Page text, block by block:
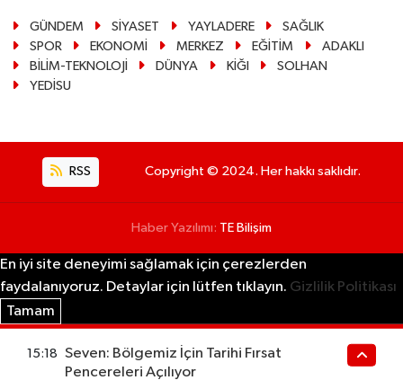
GÜNDEM SİYASET YAYLADERE
SAĞLIK
SPOR
EKONOMİ MERKEZ EĞİTİM
ADAKLI
BİLİM-TEKNOLOJİ
DÜNYA KİĞI
SOLHAN
YEDİSU
RSS Copyright © 2024. Her hakkı saklıdır.
Haber Yazılımı: TE Bilişim
En iyi site deneyimi sağlamak için çerezlerden
faydalanıyoruz. Detaylar için lütfen tıklayın. Gizlilik Politikası
Tamam
15:18
Seven: Bölgemiz İçin Tarihi Fırsat
Pencereleri Açılıyor